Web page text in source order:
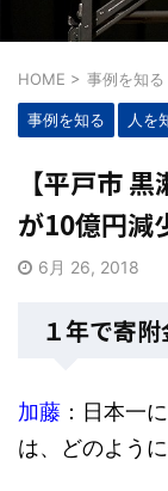
HOME > 事例を知る
事例を知る 人を
【平戸市
が10億円減
6月 26, 2018
１年で寄
加藤 ：日本一
は、どのよう